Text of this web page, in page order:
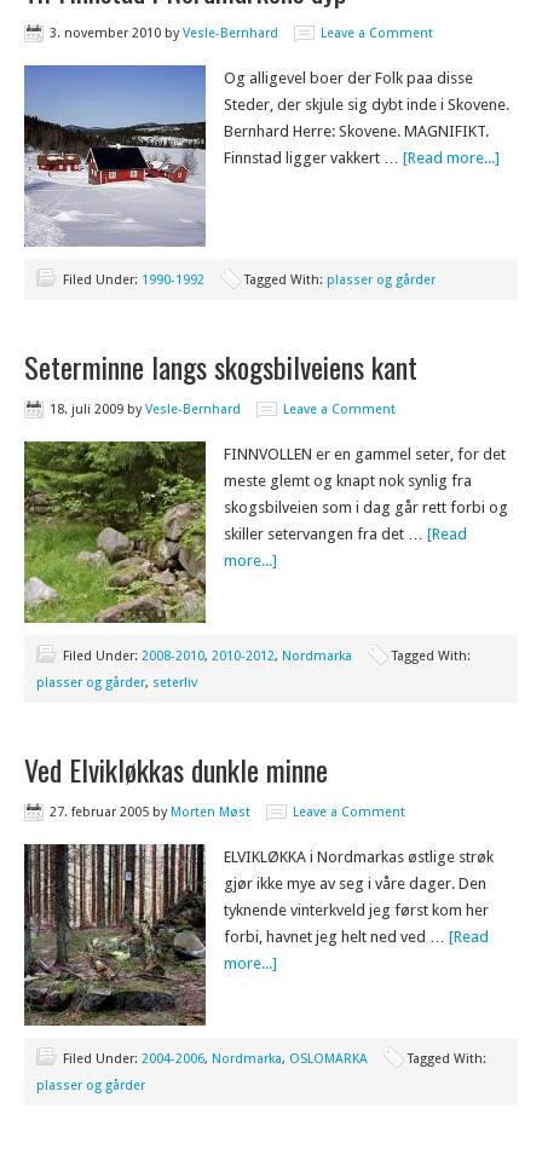
3. november 2010 byVesle-Bernhard Leave a Comment
Og alligevel boer der Folk paa disse
Steder, der skjule sig dybt inde i Skovene.
Bernhard Herre: Skovene. MAGNIFIKT.
Finnstad ligger vakkert … [Read more...]
Filed Under: 1990-1992 Tagged With: plasser og gårder
Seterminne langs skogsbilveiens kant
18. juli 2009 byVesle-Bernhard Leave a Comment
FINNVOLLEN er en gammel seter, for det
meste glemt og knapt nok synlig fra
skogsbilveien som i dag går rett forbi og
skiller setervangen fra det … [Read
more...]
Filed Under: 2008-2010, 2010-2012, Nordmarka
Tagged With:
plasser og gårder, seterliv
Ved Elvikløkkas dunkle minne
27. februar 2005 byMorten Møst Leave a Comment
ELVIKLØKKA i Nordmarkas østlige strøk
gjør ikke mye av seg i våre dager. Den
tyknende vinterkveld jeg først kom her
forbi, havnet jeg helt ned ved … [Read
more...]
Filed Under: 2004-2006, Nordmarka, OSLOMARKA
Tagged With:
plasser og gårder